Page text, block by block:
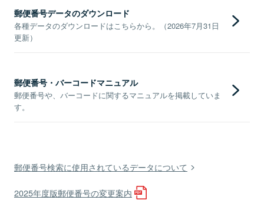
郵便番号データのダウンロード
各種データのダウンロードはこちらから。（2026年7月31日
更新）
郵便番号・バーコードマニュアル
郵便番号や、バーコードに関するマニュアルを掲載していま
す。
郵便番号検索に使用されているデータについて
2025年度版郵便番号の変更案内